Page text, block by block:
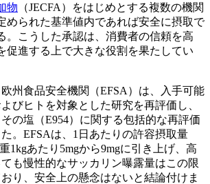
物 （JECFA）をはじめとする複数の機関
められた基準値内であれば安全に摂取で
。こうした承認は、消費者の信頼を高
促進する上で大きな役割を果たしてい
欧州食品安全機関（EFSA）は、入手可能
びヒトを対象とした研究を再評価し、
の塩（E954）に関する包括的な再評価
。EFSAは、1日あたりの許容摂取量
1kgあたり5mgから9mgに引き上げ、高
も慢性的なサッカリン曝露量はこの限
り、安全上の懸念はないと結論付けま